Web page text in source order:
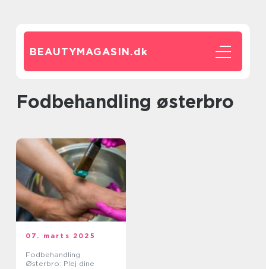
BEAUTYMAGASIN.dk
fodbehandling østerbro
07. marts 2025
Fodbehandling
Østerbro: Plej dine